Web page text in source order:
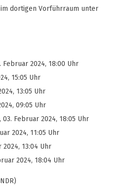
dortigen Vorführraum unter
2024, 18:00 Uhr
15:05 Uhr
13:05 Uhr
09:05 Uhr
Februar 2024, 18:05 Uhr
2024, 11:05 Uhr
2024, 13:04 Uhr
2024, 18:04 Uhr